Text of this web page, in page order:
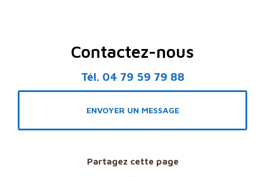
Contactez-nous
Tél. 04 79 59 79 88
ENVOYER UN MESSAGE
Partagez cette page